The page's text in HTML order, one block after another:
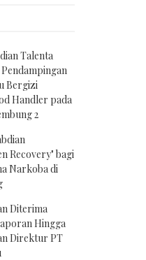
Talenta
Bergizi
Handler pada
2
Recovery" bagi
Narkoba di
Diterima
Hingga
Direktur PT